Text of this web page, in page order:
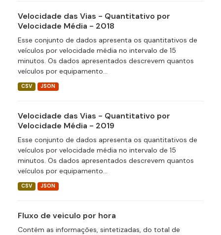
Velocidade das Vias - Quantitativo por
Velocidade Média - 2018
Esse conjunto de dados apresenta os quantitativos de
veículos por velocidade média no intervalo de 15
minutos. Os dados apresentados descrevem quantos
veículos por equipamento...
CSV JSON
Velocidade das Vias - Quantitativo por
Velocidade Média - 2019
Esse conjunto de dados apresenta os quantitativos de
veículos por velocidade média no intervalo de 15
minutos. Os dados apresentados descrevem quantos
veículos por equipamento...
CSV JSON
Fluxo de veiculo por hora
Contém as informações, sintetizadas, do total de